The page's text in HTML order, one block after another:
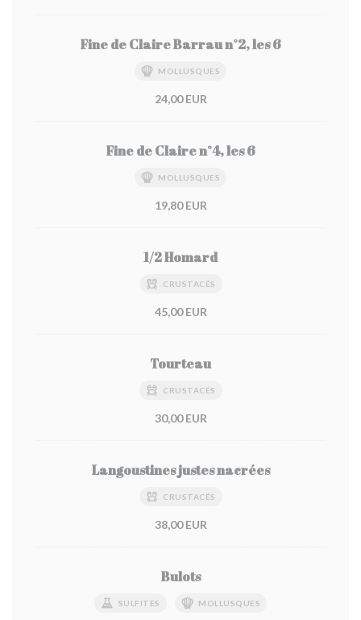
Fine de Claire Barrau n°2, les 6
MOLLUSQUES
24,00 EUR
Fine de Claire n°4, les 6
MOLLUSQUES
19,80 EUR
1/2 Homard
CRUSTACÉS
45,00 EUR
Tourteau
CRUSTACÉS
30,00 EUR
Langoustines justes nacrées
CRUSTACÉS
38,00 EUR
Bulots
SULFITES MOLLUSQUES